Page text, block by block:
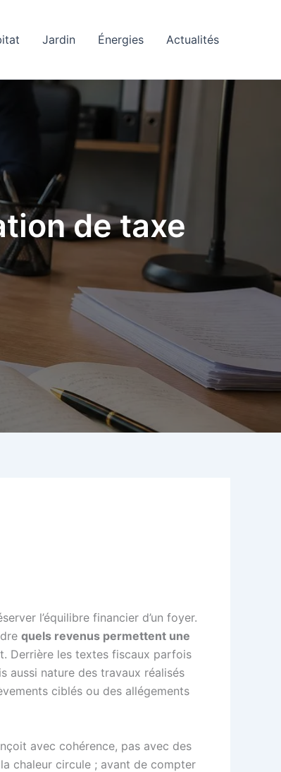
Jardin Énergies Actualités
de taxe
l’équilibre financier d’un foyer.
quels revenus permettent une
Derrière les textes fiscaux parfois
aussi nature des travaux réalisés
ciblés ou des allégements
avec cohérence, pas avec des
chaleur circule ; avant de compter